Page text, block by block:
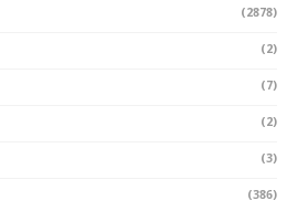
(2878)
(2)
(7)
(2)
(3)
(386)